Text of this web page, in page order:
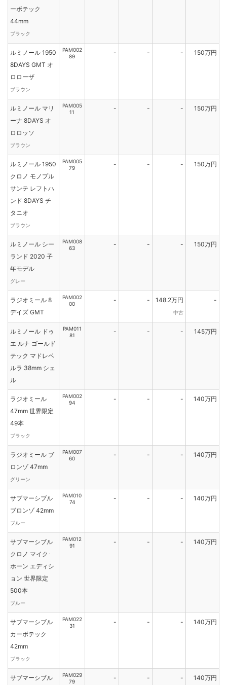
ーボテック
44mm
ブラック
ルミノール 1950
8DAYS GMT オ
ロローザ
ブラウン
PAM002
89
- - - 150万円
ルミノール マリ
ーナ 8DAYS オ
ロロッソ
ブラウン
PAM005
11
- - - 150万円
ルミノール 1950
クロノ モノプル
サンテ レフトハ
ンド 8DAYS チ
タニオ
ブラウン
PAM005
79
- - - 150万円
ルミノール シー
ランド 2020 子
年モデル
グレー
PAM008
63
- - - 150万円
ラジオミール 8
デイズ GMT
PAM002
00
- - 148.2万円
中古
-
ルミノール ドゥ
エ ルナ ゴールド
テック マドレペ
ルラ 38mm シェ
ル
PAM011
81
- - - 145万円
ラジオミール
47mm 世界限定
49本
ブラック
PAM002
94
- - - 140万円
ラジオミール ブ
ロンゾ 47mm
グリーン
PAM007
60
- - - 140万円
サブマーシブル
ブロンゾ 42mm
ブルー
PAM010
74
- - - 140万円
サブマーシブル
クロノ マイク･
ホーン エディシ
ョン 世界限定
500本
ブルー
PAM012
91
- - - 140万円
サブマーシブル
カーボテック
42mm
ブラック
PAM022
31
- - - 140万円
サブマーシブル
PAM029
79
- - - 140万円